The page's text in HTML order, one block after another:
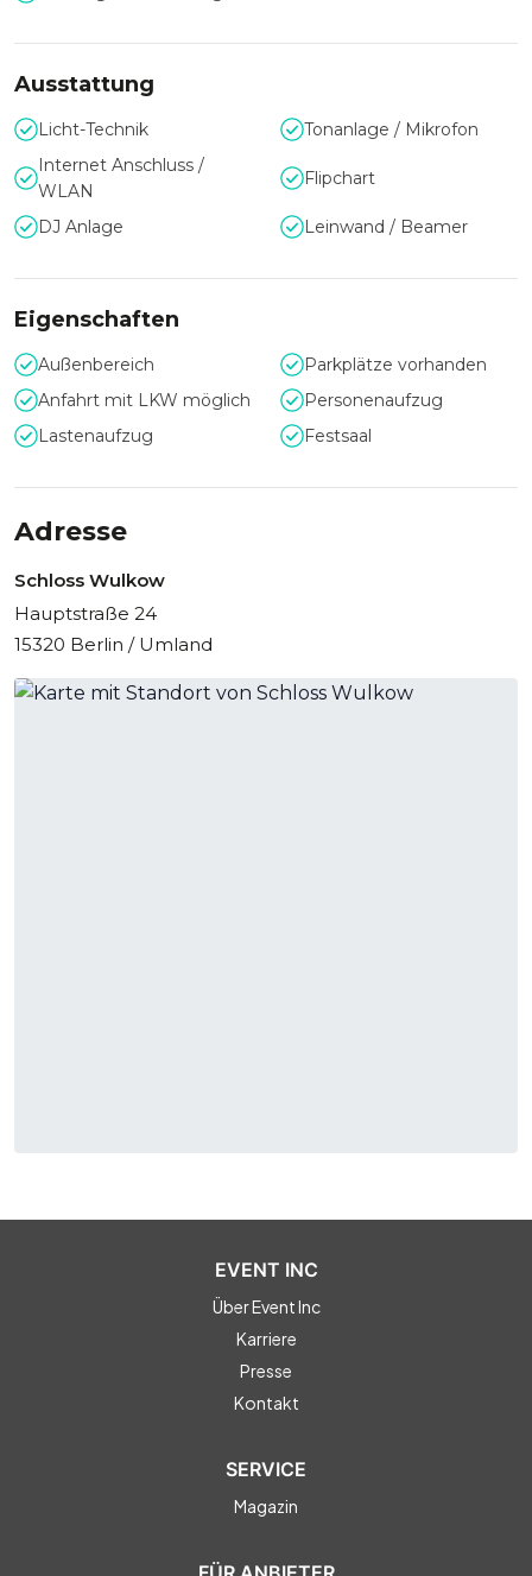
in Tagesausflügen zu erreichen.
Ausstattung
Licht-Technik
Tonanlage / Mikrofon
Internet Anschluss /
WLAN
Flipchart
DJ Anlage Leinwand / Beamer
Eigenschaften
Außenbereich
Parkplätze vorhanden
Anfahrt mit LKW möglich
Personenaufzug
Lastenaufzug
Festsaal
Adresse
Schloss Wulkow
Hauptstraße 24
15320 Berlin / Umland
EVENT INC
Über Event Inc
Karriere
Presse
Kontakt
SERVICE
Magazin